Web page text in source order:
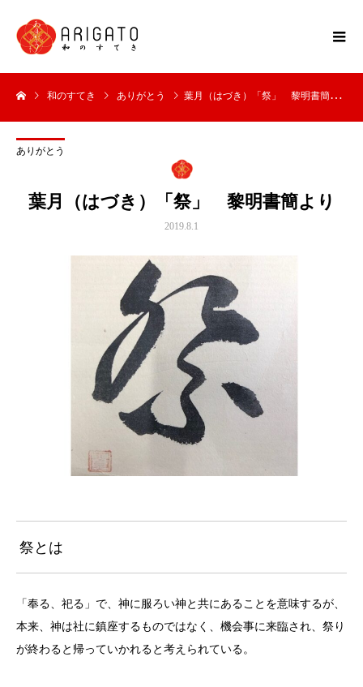
和のすてき ありがとう 葉月（はづき）「祭」 黎明書簡より
ありがとう
葉月（はづき）「祭」 黎明書簡より
2019.8.1
祭とは
「奉る、祀る」で、神に服ろい神と共にあることを意味するが、
本来、神は社に鎮座するものではなく、機会事に来臨され、祭り
が終わると帰っていかれると考えられている。